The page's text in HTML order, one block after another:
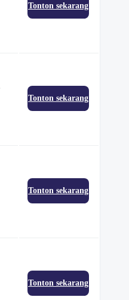
Tonton sekarang
Tonton sekarang
Tonton sekarang
Tonton sekarang